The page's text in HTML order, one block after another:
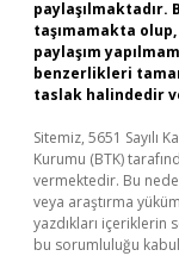
taşımamakta
paylaşım
benzerlikleri
taslak halindedir
Sitemiz, 5651 Sayılı
Kurumu (BTK)
vermektedir. Bu
veya araştırma
yazdıkları içeriklerin
bu sorumluluğu